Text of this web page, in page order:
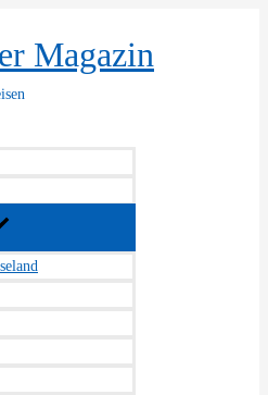
Magazin